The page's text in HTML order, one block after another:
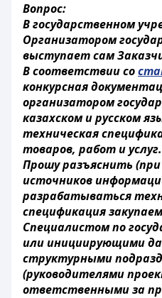
Вопрос:
В государственном
Организатором
выступает сам
В соответствии со
конкурсная
организатором
казахском и русском
техническая
товаров, работ и услуг.
Прошу разъяснить
источников
разрабатываться
спецификация
Специалистом по
или инициирующими
структурными
(руководителями
ответственными за